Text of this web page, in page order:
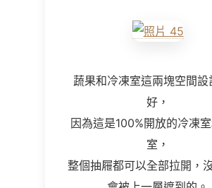
蔬果和冷凍室這兩塊空間設
好，
因為這是100%開放的冷凍
室，
整個抽屜都可以全部拉開，